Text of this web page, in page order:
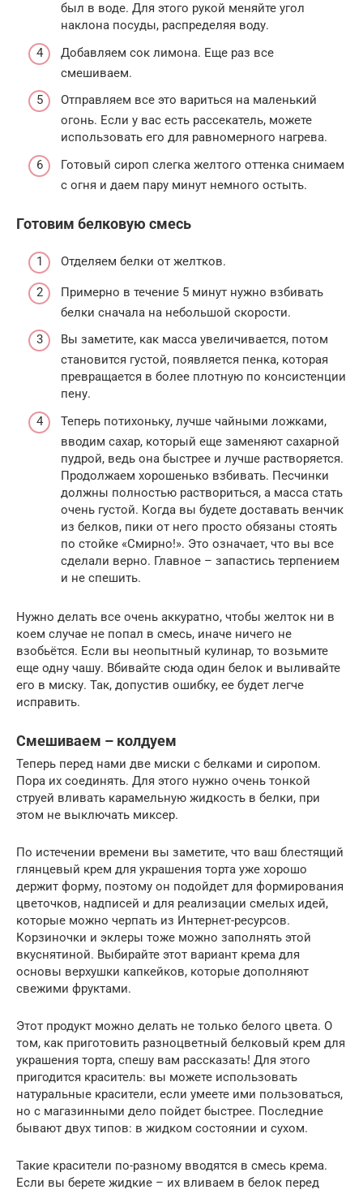
был в воде. Для этого рукой меняйте угол
наклона посуды, распределяя воду.
Добавляем сок лимона. Еще раз все
смешиваем.
Отправляем все это вариться на маленький
огонь. Если у вас есть рассекатель, можете
использовать его для равномерного нагрева.
Готовый сироп слегка желтого оттенка снимаем
с огня и даем пару минут немного остыть.
Готовим белковую смесь
Отделяем белки от желтков.
Примерно в течение 5 минут нужно взбивать
белки сначала на небольшой скорости.
Вы заметите, как масса увеличивается, потом
становится густой, появляется пенка, которая
превращается в более плотную по консистенции
пену.
Теперь потихоньку, лучше чайными ложками,
вводим сахар, который еще заменяют сахарной
пудрой, ведь она быстрее и лучше растворяется.
Продолжаем хорошенько взбивать. Песчинки
должны полностью раствориться, а масса стать
очень густой. Когда вы будете доставать венчик
из белков, пики от него просто обязаны стоять
по стойке «Смирно!». Это означает, что вы все
сделали верно. Главное – запастись терпением
и не спешить.
Нужно делать все очень аккуратно, чтобы желток ни в
коем случае не попал в смесь, иначе ничего не
взобьётся. Если вы неопытный кулинар, то возьмите
еще одну чашу. Вбивайте сюда один белок и выливайте
его в миску. Так, допустив ошибку, ее будет легче
исправить.
Смешиваем – колдуем
Теперь перед нами две миски с белками и сиропом.
Пора их соединять. Для этого нужно очень тонкой
струей вливать карамельную жидкость в белки, при
этом не выключать миксер.
По истечении времени вы заметите, что ваш блестящий
глянцевый крем для украшения торта уже хорошо
держит форму, поэтому он подойдет для формирования
цветочков, надписей и для реализации смелых идей,
которые можно черпать из Интернет-ресурсов.
Корзиночки и эклеры тоже можно заполнять этой
вкуснятиной. Выбирайте этот вариант крема для
основы верхушки капкейков, которые дополняют
свежими фруктами.
Этот продукт можно делать не только белого цвета. О
том, как приготовить разноцветный белковый крем для
украшения торта, спешу вам рассказать! Для этого
пригодится краситель: вы можете использовать
натуральные красители, если умеете ими пользоваться,
но с магазинными дело пойдет быстрее. Последние
бывают двух типов: в жидком состоянии и сухом.
Такие красители по-разному вводятся в смесь крема.
Если вы берете жидкие – их вливаем в белок перед